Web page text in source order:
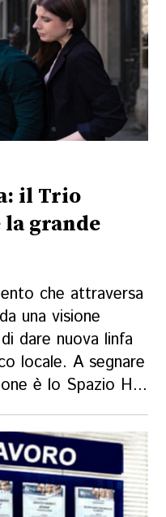
il Trio
la grande
che attraversa
una visione
dare nuova linfa
locale. A segnare
è lo Spazio H...